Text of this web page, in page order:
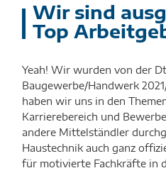
Wir sind
Top
Yeah! Wir wurden von der
Baugewerbe/Handwerk
haben wir uns in den
Karrierebereich und
andere Mittelständler
Haustechnik auch ganz
für motivierte Fachkräfte in